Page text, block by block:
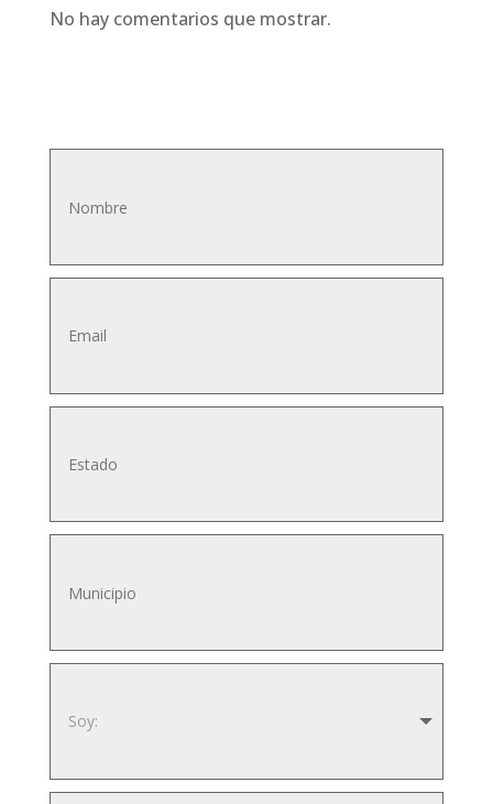
No hay comentarios que mostrar.